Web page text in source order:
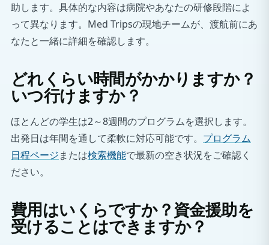
助します。具体的な内容は病院やあなたの研修段階によ
って異なります。Med Tripsの現地チームが、渡航前にあ
なたと一緒に詳細を確認します。
どれくらい時間がかかりますか？
いつ行けますか？
ほとんどの学生は2～8週間のプログラムを選択します。
出発日は年間を通して柔軟に対応可能です。 プログラム
日程ページまたは検索機能で最新の空き状況をご確認く
ださい。
費用はいくらですか？資金援助を
受けることはできますか？